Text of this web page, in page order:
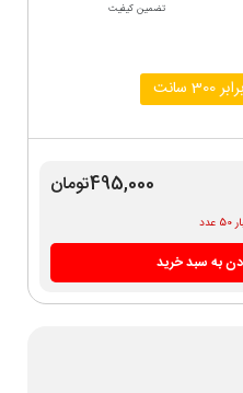
تضمین کیفیت
سانت
495,000تومان
به سبد خرید